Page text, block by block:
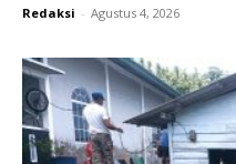
Redaksi - Agustus 4, 2026